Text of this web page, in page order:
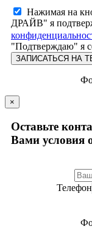
Нажимая на
ДРАЙВ" я
"Подтверждаю" я
ЗАПИСАТЬСЯ НА
×
Оставьте
Вами условия
Телефон